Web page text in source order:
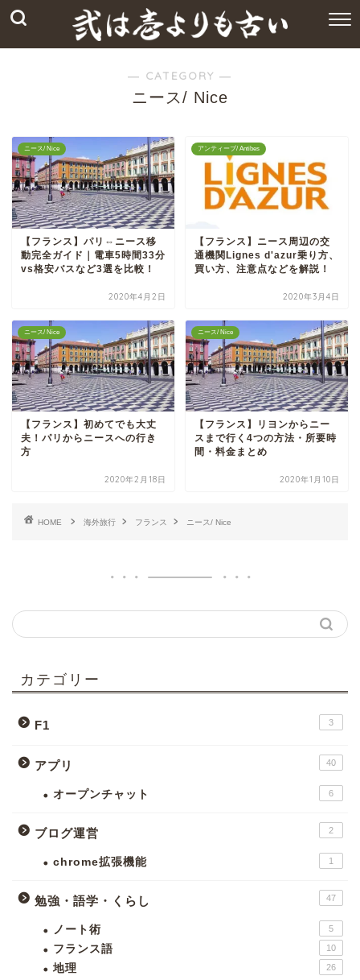
― CATEGORY ―
ニース/ Nice
ニース/ Nice
【フランス】パリ⇔ニース移
動完全ガイド｜電車5時間33分
vs格安バスなど3選を比較！
2020年4月2日
アンティーブ/ Antibes
【フランス】ニース周辺の交
通機関Lignes d'azur乗り方、
買い方、注意点などを解説！
2020年3月4日
ニース/ Nice
【フランス】初めてでも大丈
夫！パリからニースへの行き
方
2020年2月18日
ニース/ Nice
【フランス】リヨンからニー
スまで行く4つの方法・所要時
間・料金まとめ
2020年1月10日
HOME 海外旅行 フランス ニース/ Nice
カテゴリー
F1 3
アプリ 40
オープンチャット 6
ブログ運営 2
chrome拡張機能 1
勉強・語学・くらし 47
ノート術 5
フランス語 10
地理 26